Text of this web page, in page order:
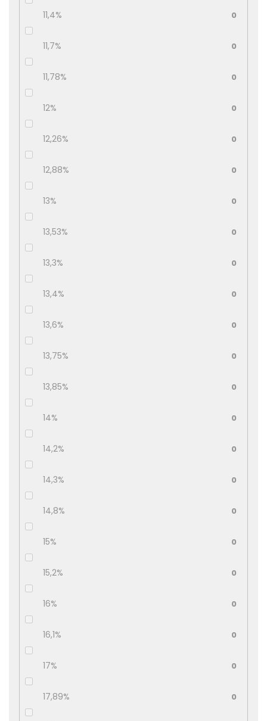
11,4% 0
11,7% 0
11,78% 0
12% 0
12,26% 0
12,88% 0
13% 0
13,53% 0
13,3% 0
13,4% 0
13,6% 0
13,75% 0
13,85% 0
14% 0
14,2% 0
14,3% 0
14,8% 0
15% 0
15,2% 0
16% 0
16,1% 0
17% 0
17,89% 0